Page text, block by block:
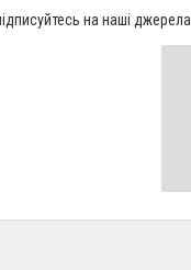
на наші джерела